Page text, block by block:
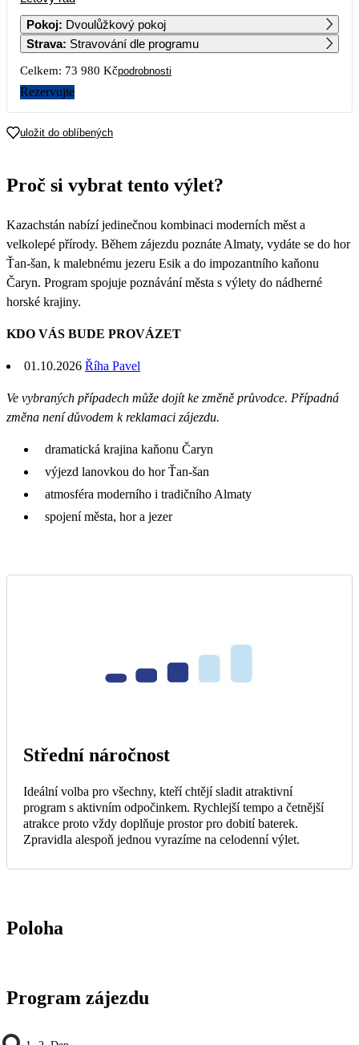
36 990
5 6 7 8
19
Pokoj: Dvoulůžkový pokoj
Strava: Stravování dle programu
Celkem: 73 980 Kčpodrobnosti
Rezervujte
uložit do oblíbených
Proč si vybrat tento výlet?
Kazachstán nabízí jedinečnou kombinaci moderních měst a
velkolepé přírody. Během zájezdu poznáte Almaty, vydáte se do hor
Ťan-šan, k malebnému jezeru Esik a do impozantního kaňonu
Čaryn. Program spojuje poznávání města s výlety do nádherné
horské krajiny.
KDO VÁS BUDE PROVÁZET
01.10.2026 Říha Pavel
Ve vybraných případech může dojít ke změně průvodce. Případná
změna není důvodem k reklamaci zájezdu.
dramatická krajina kaňonu Čaryn
výjezd lanovkou do hor Ťan-šan
atmosféra moderního i tradičního Almaty
spojení města, hor a jezer
Střední náročnost
Ideální volba pro všechny, kteří chtějí sladit atraktivní
program s aktivním odpočinkem. Rychlejší tempo a četnější
atrakce proto vždy doplňuje prostor pro dobití baterek.
Zpravidla alespoň jednou vyrazíme na celodenní výlet.
Poloha
Program zájezdu